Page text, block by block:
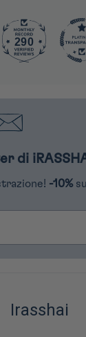
290
di
-10%
Irasshai